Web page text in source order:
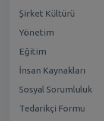
Şirket Kültürü
Yönetim
Eğitim
İnsan Kaynakları
Sosyal Sorumluluk
Tedarikçi Formu